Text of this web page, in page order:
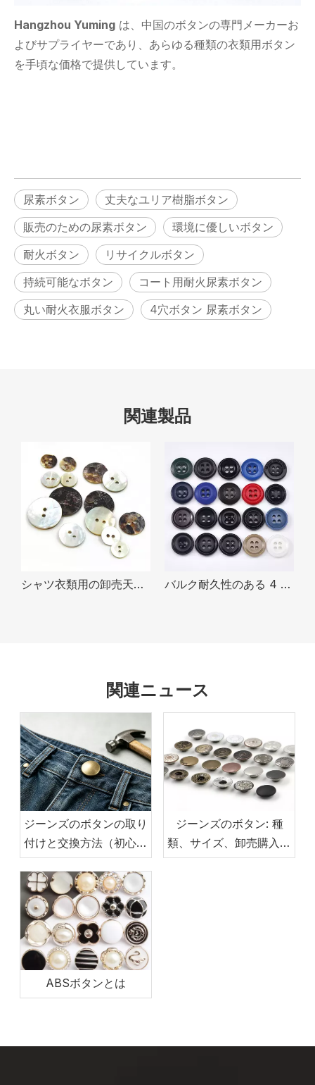
Hangzhou Yuming は、中国のボタンの専門メーカーお
よびサプライヤーであり、あらゆる種類の衣類用ボタン
を手頃な価格で提供しています。
尿素ボタン
丈夫なユリア樹脂ボタン
販売のための尿素ボタン
環境に優しいボタン
耐火ボタン
リサイクルボタン
持続可能なボタン
コート用耐火尿素ボタン
丸い耐火衣服ボタン
4穴ボタン 尿素ボタン
関連製品
シャツ衣類用の卸売天然アゴヤ貝ボタンを在庫あり バルク耐久性のある 4 穴 15 ミリメートル耐火性環境に優しい尿素ボタンスーツパンツ衣服用
関連ニュース
ジーンズのボタンの取り
付けと交換方法（初心者
向け）
ジーンズのボタン: 種
類、サイズ、卸売購入ガ
イド
ABSボタンとは